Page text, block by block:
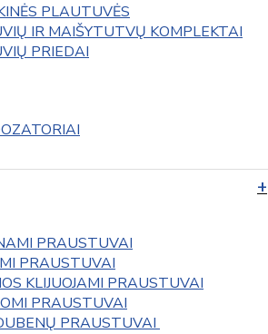
PLAUTUVĖS
IR MAIŠYTUTVŲ KOMPLEKTAI
PRIEDAI
PRAUSTUVAI
PRAUSTUVAI
KLIJUOJAMI PRAUSTUVAI
PRAUSTUVAI
PRAUSTUVAI